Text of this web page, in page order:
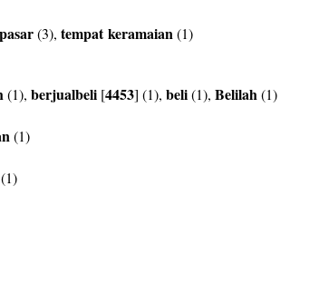
pasar(3), tempat keramaian(1)
(1), berjualbeli [4453] (1), beli(1), Belilah(1)
(1)
(1)